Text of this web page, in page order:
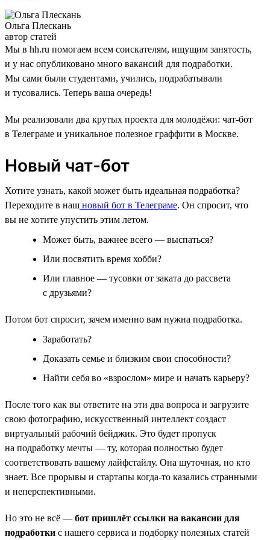
Ольга Плескань
автор статей
Мы в hh.ru помогаем всем соискателям, ищущим занятость,
и у нас опубликовано много вакансий для подработки.
Мы сами были студентами, учились, подрабатывали
и тусовались. Теперь ваша очередь!
Мы реализовали два крутых проекта для молодёжи: чат-бот
в Телеграме и уникальное полезное граффити в Москве.
Новый чат-бот
Хотите узнать, какой может быть идеальная подработка?
Переходите в наш новый бот в Телеграме. Он спросит, что
вы не хотите упустить этим летом.
Может быть, важнее всего — выспаться?
Или посвятить время хобби?
Или главное — тусовки от заката до рассвета
с друзьями?
Потом бот спросит, зачем именно вам нужна подработка.
Заработать?
Доказать семье и близким свои способности?
Найти себя во «взрослом» мире и начать карьеру?
После того как вы ответите на эти два вопроса и загрузите
свою фотографию, искусственный интеллект создаст
виртуальный рабочий бейджик. Это будет пропуск
на подработку мечты — ту, которая полностью будет
соответствовать вашему лайфстайлу. Она шуточная, но кто
знает. Все прорывы и стартапы когда-то казались странными
и неперспективными.
Но это не всё — бот пришлёт ссылки на вакансии для
подработки с нашего сервиса и подборку полезных статей